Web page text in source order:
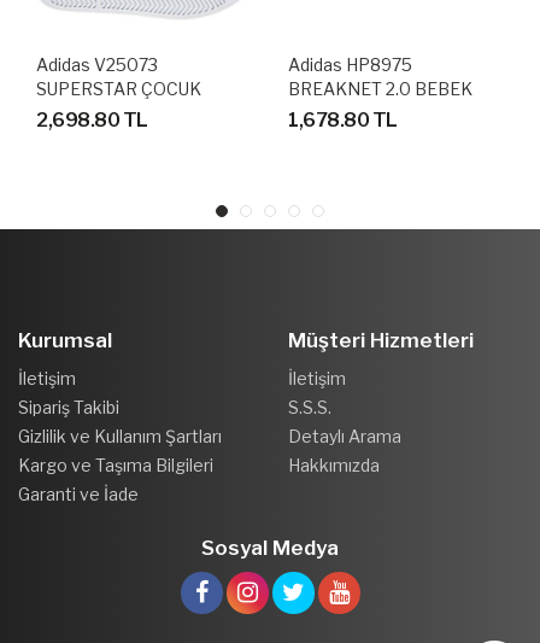
Adidas V25073
SUPERSTAR ÇOCUK
AYAKKABI
2,698.80 TL
Adidas HP8975
BREAKNET 2.0 BEBEK
SPOR AYAKKABI
1,678.80 TL
Kurumsal
İletişim
Sipariş Takibi
Gizlilik ve Kullanım Şartları
Kargo ve Taşıma Bilgileri
Garanti ve İade
Müşteri Hizmetleri
İletişim
S.S.S.
Detaylı Arama
Hakkımızda
Sosyal Medya